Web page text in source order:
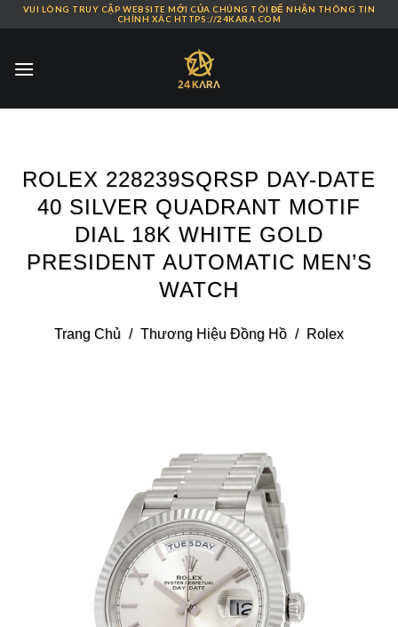
Skip
content
VUI LÒNG TRUY CẬP WEBSITE MỚI CỦA CHÚNG TÔI ĐỂ NHẬN THÔNG TIN
CHÍNH XÁC HTTPS://24KARA.COM
ROLEX 228239SQRSP DAY-DATE
40 SILVER QUADRANT MOTIF
DIAL 18K WHITE GOLD
PRESIDENT AUTOMATIC MEN’S
WATCH
Trang Chủ / Thương Hiệu Đồng Hồ / Rolex